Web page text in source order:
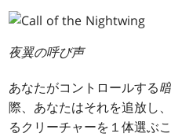
夜翼の呼び声
あなたがコントロールする
際、あなたはそれを追放し
るクリーチャーを１体選ぶ